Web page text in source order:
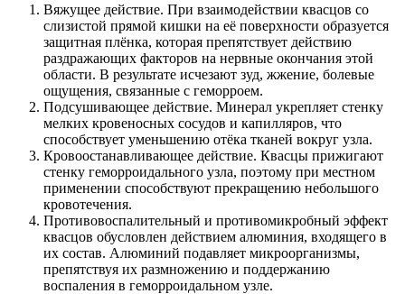
Вяжущее действие. При взаимодействии квасцов со
слизистой прямой кишки на её поверхности образуется
защитная плёнка, которая препятствует действию
раздражающих факторов на нервные окончания этой
области. В результате исчезают зуд, жжение, болевые
ощущения, связанные с геморроем.
Подсушивающее действие. Минерал укрепляет стенку
мелких кровеносных сосудов и капилляров, что
способствует уменьшению отёка тканей вокруг узла.
Кровоостанавливающее действие. Квасцы прижигают
стенку геморроидального узла, поэтому при местном
применении способствуют прекращению небольшого
кровотечения.
Противовоспалительный и противомикробный эффект
квасцов обусловлен действием алюминия, входящего в
их состав. Алюминий подавляет микроорганизмы,
препятствуя их размножению и поддержанию
воспаления в геморроидальном узле.